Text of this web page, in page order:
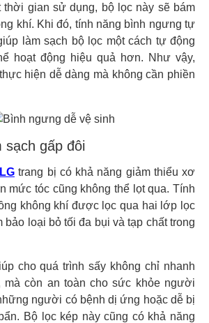
thời gian sử dụng, bộ lọc này sẽ bám
khí. Khi đó, tính năng bình ngưng tự
làm sạch bộ lọc một cách tự động
hoạt động hiệu quả hơn. Như vậy,
hiện dễ dàng mà không cần phiền
sạch gấp đôi
LG trang bị có khả năng giảm thiểu xơ
mức tóc cũng không thể lọt qua. Tính
không khí được lọc qua hai lớp lọc
bảo loại bỏ tối đa bụi và tạp chất trong
cho quá trình sấy không chỉ nhanh
mà còn an toàn cho sức khỏe người
người có bệnh dị ứng hoặc dễ bị
Bộ lọc kép này cũng có khả năng